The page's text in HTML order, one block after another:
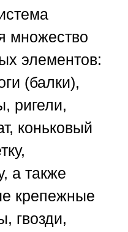
множество
элементов:
(балки),
ригели,
коньковый
а также
крепежные
гвозди,